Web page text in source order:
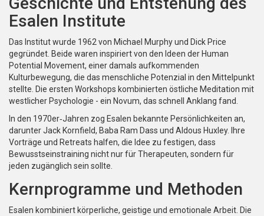
Esalen Institute
Das Institut wurde 1962 von Michael Murphyund Dick Price
gegründet. Beide waren inspiriert von den Ideen der Human
Potential Movement, einer damals aufkommenden
Kulturbewegung, die das menschliche Potenzial in den Mittelpunkt
stellte. Die ersten Workshops kombinierten östliche Meditation mit
westlicher Psychologie - ein Novum, das schnell Anklang fand.
In den 1970er‑Jahren zog Esalen bekannte Persönlichkeiten an,
darunterJack Kornfield, Baba Ram Dass und Aldous Huxley. Ihre
Vorträge und Retreats halfen, die Idee zu festigen, dass
Bewusstseinstraining nicht nur für Therapeuten, sondern für
jeden zugänglich sein sollte.
Kernprogramme und Methoden
Esalen kombiniert körperliche, geistige und emotionale Arbeit. Die